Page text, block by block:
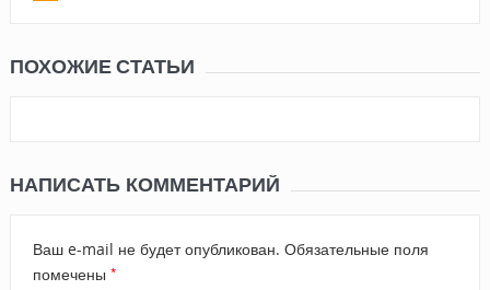
ПОХОЖИЕ СТАТЬИ
НАПИСАТЬ КОММЕНТАРИЙ
Ваш e-mail не будет опубликован. Обязательные поля
помечены *